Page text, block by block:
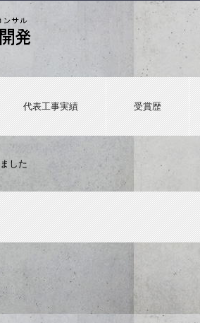
代表工事実績 受賞歴
した